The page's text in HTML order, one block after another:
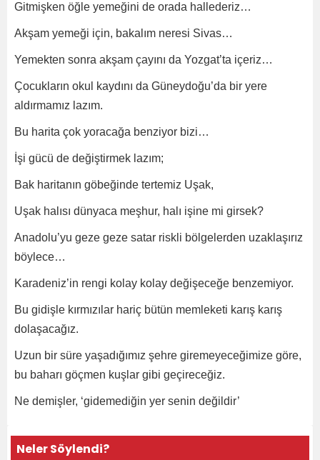
Gitmişken öğle yemeğini de orada hallederiz…
Akşam yemeği için, bakalım neresi Sivas…
Yemekten sonra akşam çayını da Yozgat’ta içeriz…
Çocukların okul kaydını da Güneydoğu’da bir yere
aldırmamız lazım.
Bu harita çok yoracağa benziyor bizi…
İşi gücü de değiştirmek lazım;
Bak haritanın göbeğinde tertemiz Uşak,
Uşak halısı dünyaca meşhur, halı işine mi girsek?
Anadolu’yu geze geze satar riskli bölgelerden uzaklaşırız
böylece…
Karadeniz’in rengi kolay kolay değişeceğe benzemiyor.
Bu gidişle kırmızılar hariç bütün memleketi karış karış
dolaşacağız.
Uzun bir süre yaşadığımız şehre giremeyeceğimize göre,
bu baharı göçmen kuşlar gibi geçireceğiz.
Ne demişler, ‘gidemediğin yer senin değildir’
Neler Söylendi?